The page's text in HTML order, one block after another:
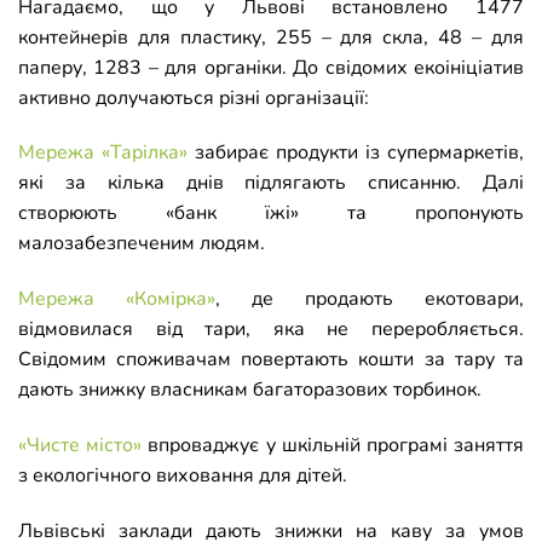
Нагадаємо, що у Львові встановлено 1477
контейнерів для пластику, 255 – для скла, 48 – для
паперу, 1283 – для органіки. До свідомих екоініціатив
активно долучаються різні організації:
Мережа «Тарілка» забирає продукти із супермаркетів,
які за кілька днів підлягають списанню. Далі
створюють «банк їжі» та пропонують
малозабезпеченим людям.
Мережа «Комірка», де продають екотовари,
відмовилася від тари, яка не переробляється.
Свідомим споживачам повертають кошти за тару та
дають знижку власникам багаторазових торбинок.
«Чисте місто» впроваджує у шкільній програмі заняття
з екологічного виховання для дітей.
Львівські заклади дають знижки на каву за умов